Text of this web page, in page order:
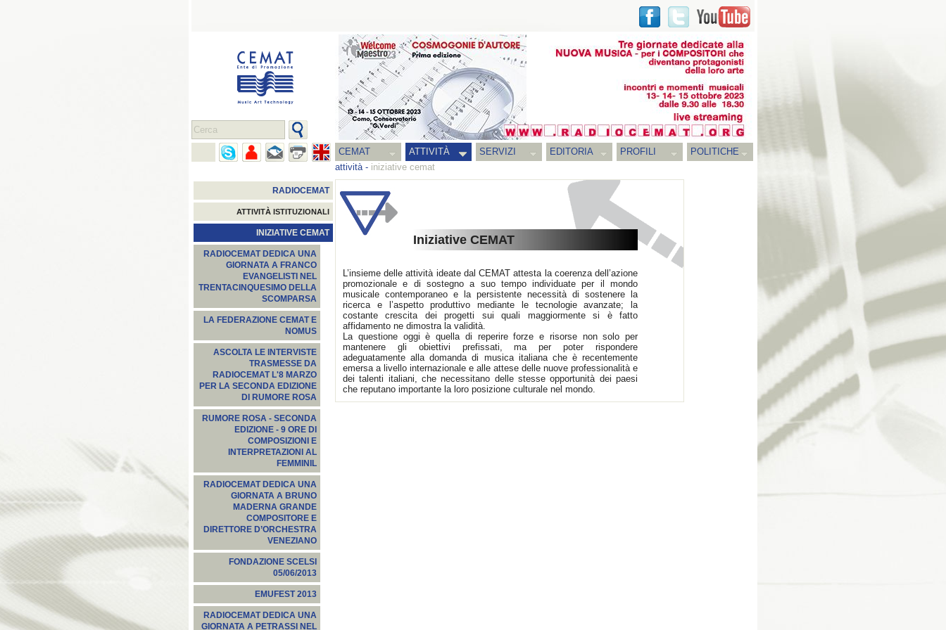
CEMAT ATTIVITÀ SERVIZI EDITORIA PROFILI
POLITICHE
attività- iniziative cemat
RADIOCEMAT
ATTIVITÀ ISTITUZIONALI
INIZIATIVE CEMAT
RADIOCEMAT DEDICA UNA
GIORNATA A FRANCO
EVANGELISTI NEL
TRENTACINQUESIMO DELLA
SCOMPARSA
LA FEDERAZIONE CEMAT E
NOMUS
ASCOLTA LE INTERVISTE
TRASMESSE DA
RADIOCEMAT L'8 MARZO
PER LA SECONDA EDIZIONE
DI RUMORE ROSA
RUMORE ROSA - SECONDA
EDIZIONE - 9 ORE DI
COMPOSIZIONI E
INTERPRETAZIONI AL
FEMMINIL
RADIOCEMAT DEDICA UNA
GIORNATA A BRUNO
MADERNA GRANDE
COMPOSITORE E
DIRETTORE D’ORCHESTRA
VENEZIANO
FONDAZIONE SCELSI
05/06/2013
EMUFEST 2013
RADIOCEMAT DEDICA UNA
GIORNATA A PETRASSI NEL
Iniziative CEMAT
L’insieme delle attività ideate dal CEMAT attesta la coerenza dell’azione
promozionale e di sostegno a suo tempo individuate per il mondo
musicale contemporaneo e la persistente necessità di sostenere la
ricerca e l’aspetto produttivo mediante le tecnologie avanzate; la
costante crescita dei progetti sui quali maggiormente si è fatto
affidamento ne dimostra la validità.
La questione oggi è quella di reperire forze e risorse non solo per
mantenere gli obiettivi prefissati, ma per poter rispondere
adeguatamente alla domanda di musica italiana che è recentemente
emersa a livello internazionale e alle attese delle nuove professionalità e
dei talenti italiani, che necessitano delle stesse opportunità dei paesi
che reputano importante la loro posizione culturale nel mondo.